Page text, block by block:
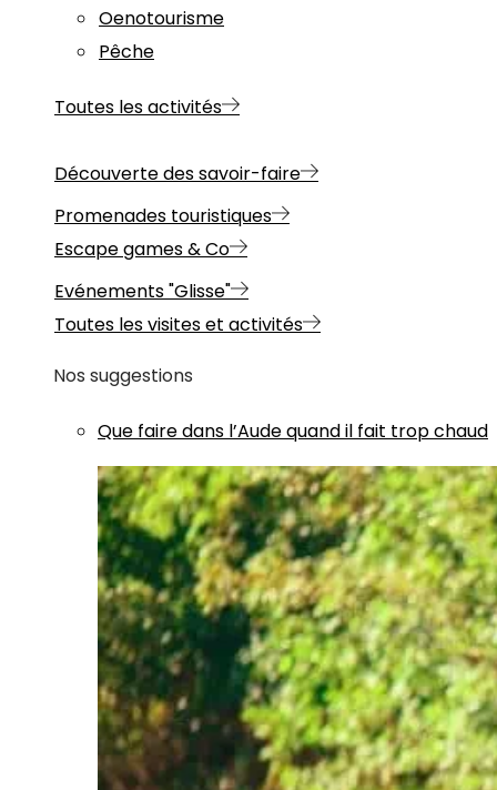
Oenotourisme
Pêche
Toutes les activités
Découverte des savoir-faire
Promenades touristiques
Escape games & Co
Evénements "Glisse"
Toutes les visites et activités
Nos suggestions
Que faire dans l’Aude quand il fait trop chaud